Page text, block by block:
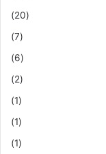
(20)
(7)
(6)
(2)
(1)
(1)
(1)